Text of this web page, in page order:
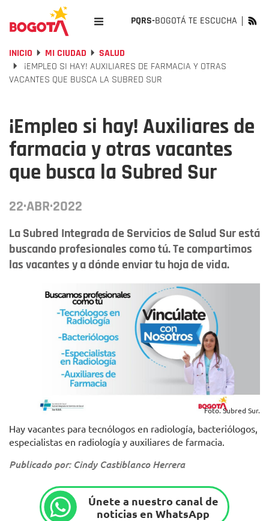
PQRS-BOGOTÁ TE ESCUCHA
INICIO MI CIUDAD
SALUD
¡EMPLEO SI HAY! AUXILIARES DE FARMACIA Y OTRAS
VACANTES QUE BUSCA LA SUBRED SUR
¡Empleo si hay! Auxiliares de
farmacia y otras vacantes
que busca la Subred Sur
22·ABR·2022
La Subred Integrada de Servicios de Salud Sur está
buscando profesionales como tú. Te compartimos
las vacantes y a dónde enviar tu hoja de vida.
Foto. Subred Sur.
Hay vacantes para tecnólogos en radiología, bacteriólogos,
especialistas en radiología y auxiliares de farmacia.
Publicado por: Cindy Castiblanco Herrera
Únete a nuestro canal de
noticias en WhatsApp